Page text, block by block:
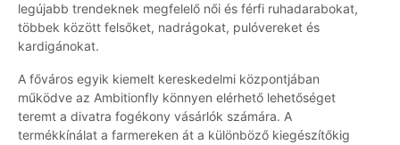
legújabb trendeknek megfelelő női és férfi ruhadarabokat,
többek között felsőket, nadrágokat, pulóvereket és
kardigánokat.
A főváros egyik kiemelt kereskedelmi központjában
működve az Ambitionfly könnyen elérhető lehetőséget
teremt a divatra fogékony vásárlók számára. A
termékkínálat a farmereken át a különböző kiegészítőkig